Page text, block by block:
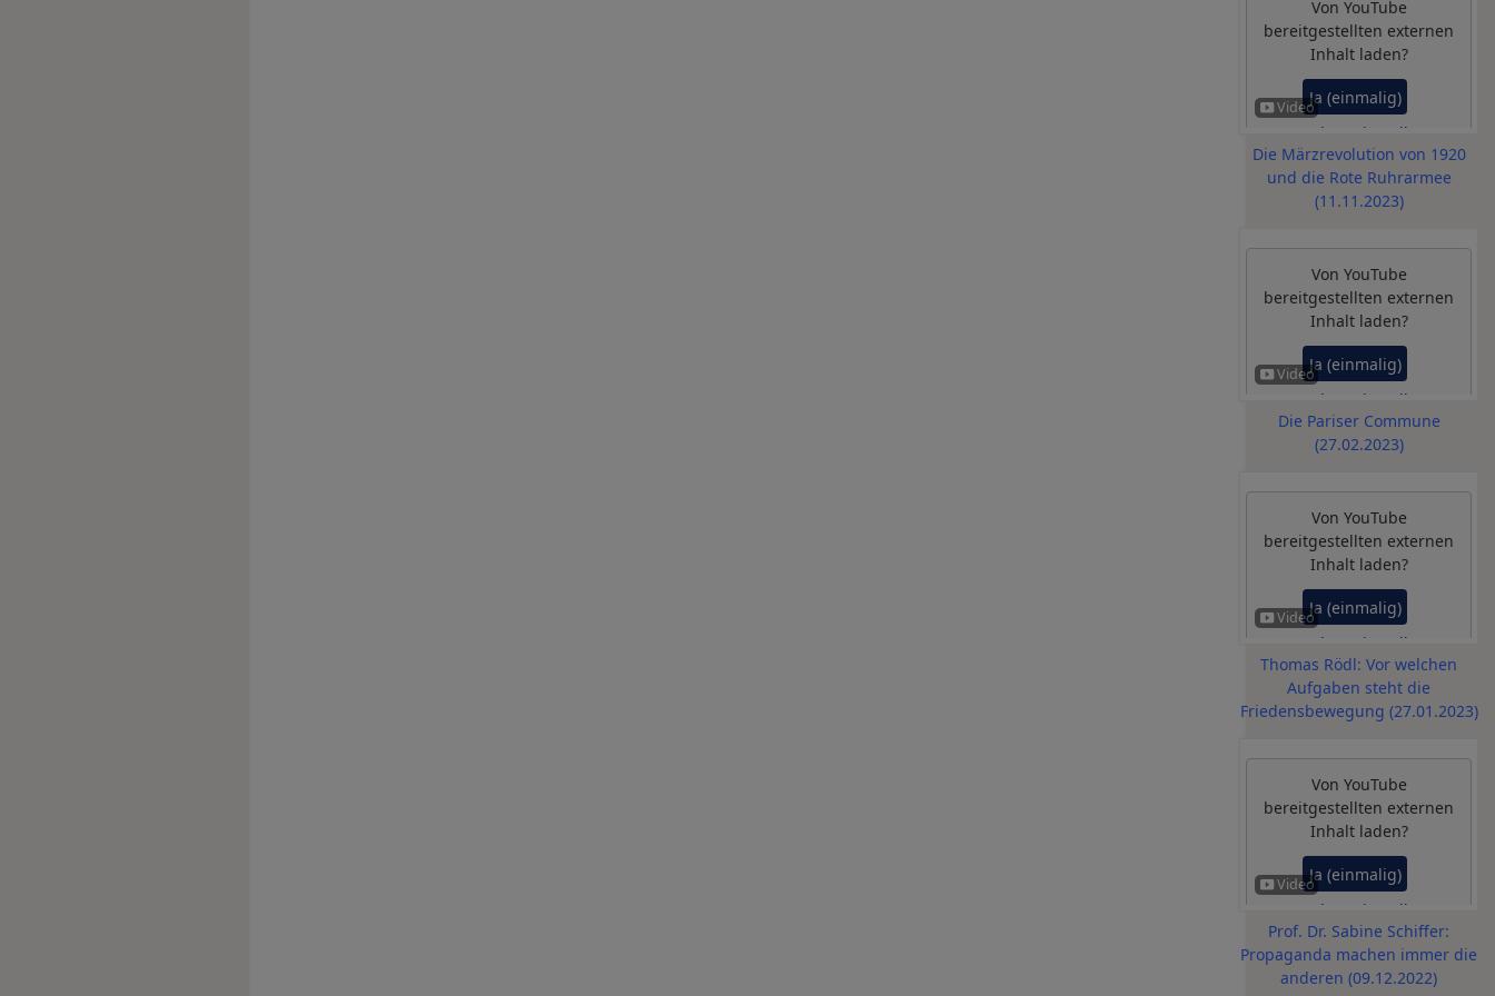
Von YouTube
bereitgestellten externen
Inhalt laden?
Ja (einmalig)
Datenschutzeinstellungen
verwalten
Die Märzrevolution von 1920
und die Rote Ruhrarmee
(11.11.2023)
Von YouTube
bereitgestellten externen
Inhalt laden?
Ja (einmalig)
Datenschutzeinstellungen
verwalten
Die Pariser Commune
(27.02.2023)
Von YouTube
bereitgestellten externen
Inhalt laden?
Ja (einmalig)
Datenschutzeinstellungen
verwalten
Thomas Rödl: Vor welchen
Aufgaben steht die
Friedensbewegung (27.01.2023)
Von YouTube
bereitgestellten externen
Inhalt laden?
Ja (einmalig)
Datenschutzeinstellungen
verwalten
Prof. Dr. Sabine Schiffer:
Propaganda machen immer die
anderen (09.12.2022)